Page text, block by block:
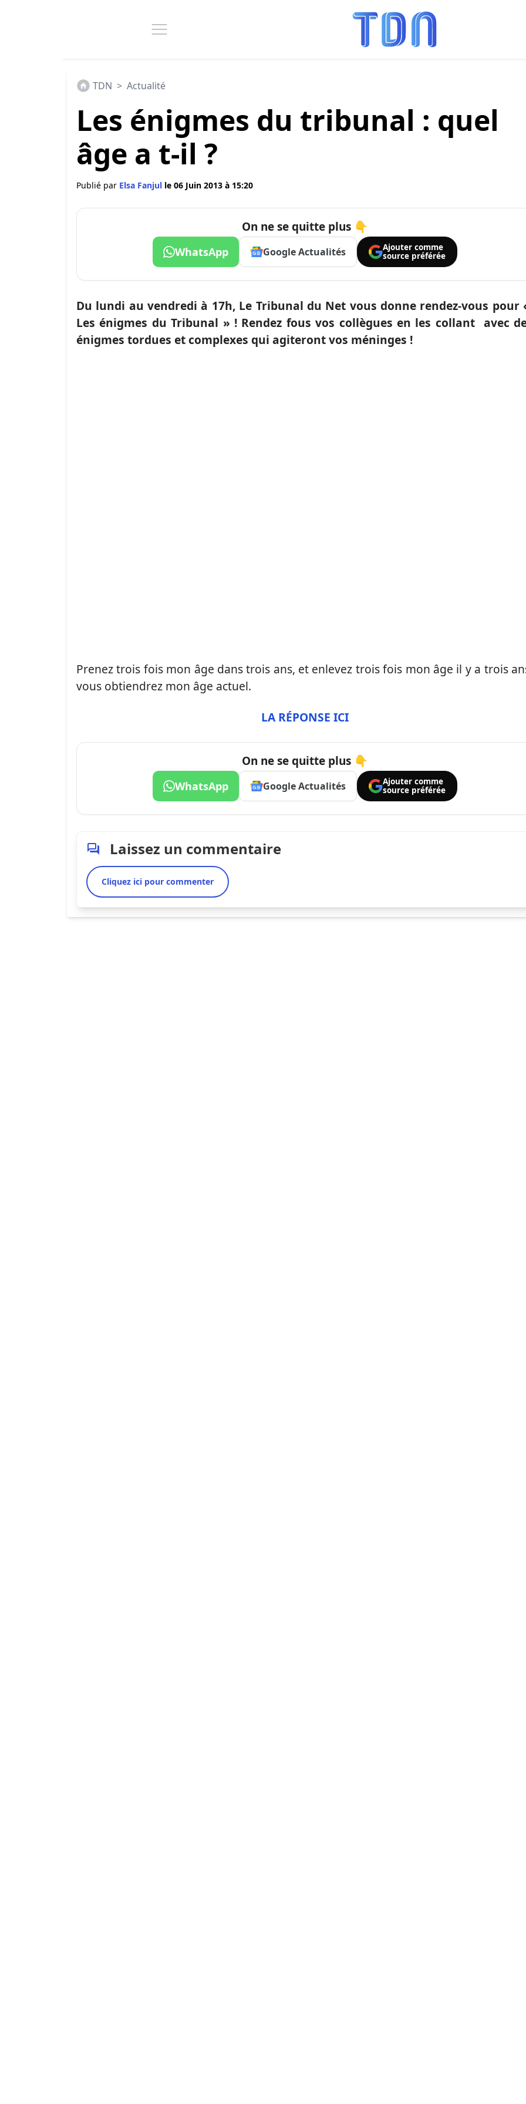
TDN > Actualité
Les énigmes du tribunal : quel
âge a t-il ?
Publié par Elsa Fanjul le 06 Juin 2013 à 15:20
On ne se quitte plus 👇
WhatsApp Google Actualités
Ajouter comme
source préférée
Du lundi au vendredi à 17h, Le Tribunal du Net vous donne rendez-vous pour
Les énigmes du Tribunal » ! Rendez fous vos collègues en les collant avec
énigmes tordues et complexes qui agiteront vos méninges !
Prenez trois fois mon âge dans trois ans, et enlevez trois fois mon âge il y a trois
vous obtiendrez mon âge actuel.
LA RÉPONSE ICI
On ne se quitte plus 👇
WhatsApp Google Actualités
Ajouter comme
source préférée
Laissez un commentaire
Cliquez ici pour commenter